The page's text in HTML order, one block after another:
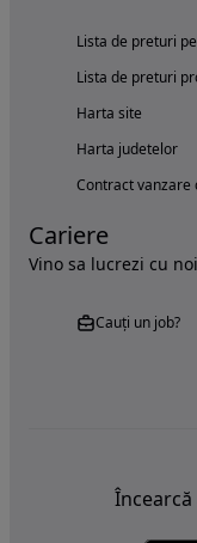
Lista de preturi
Lista de preturi
Harta site
Harta judetelor
Contract vanzare
Cariere
Vino sa lucrezi cu
Cauți un job?